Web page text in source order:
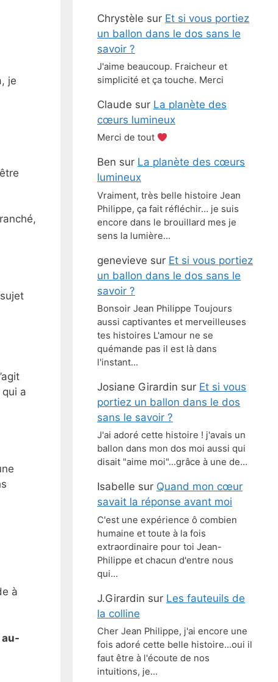
je
a
à
au-
Chrystèle sur Et si vous portiez
un ballon dans le dos sans le
savoir ?
J'aime beaucoup. Fraicheur et
simplicité et ça touche. Merci
Claude sur La planète des
cœurs lumineux
Merci de tout
Ben sur La planète des cœurs
lumineux
Vraiment, très belle histoire Jean
Philippe, ça fait réfléchir… je suis
encore dans le brouillard mes je
sens la lumière…
genevieve sur Et si vous portiez
un ballon dans le dos sans le
savoir ?
Bonsoir Jean Philippe Toujours
aussi captivantes et merveilleuses
tes histoires L'amour ne se
quémande pas il est là dans
l'instant…
Josiane Girardin sur Et si vous
portiez un ballon dans le dos
sans le savoir ?
J'ai adoré cette histoire ! j'avais un
ballon dans mon dos moi aussi qui
disait "aime moi"...grâce à une de…
Isabelle sur Quand mon cœur
savait la réponse avant moi
C'est une expérience ô combien
humaine et toute à la fois
extraordinaire pour toi Jean-
Philippe et chacun d'entre nous
qui…
J.Girardin sur Les fauteuils de
la colline
Cher Jean Philippe, j'ai encore une
fois adoré cette belle histoire...oui il
faut être à l'écoute de nos
intuitions, je…